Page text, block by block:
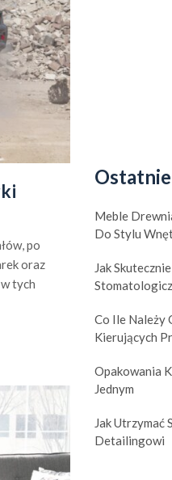
po
oraz
tych
Meble
Do Stylu
Jak
Co Ile Należy
Kierujących
Opakowania
Jednym
Jak Utrzymać
Detailingowi